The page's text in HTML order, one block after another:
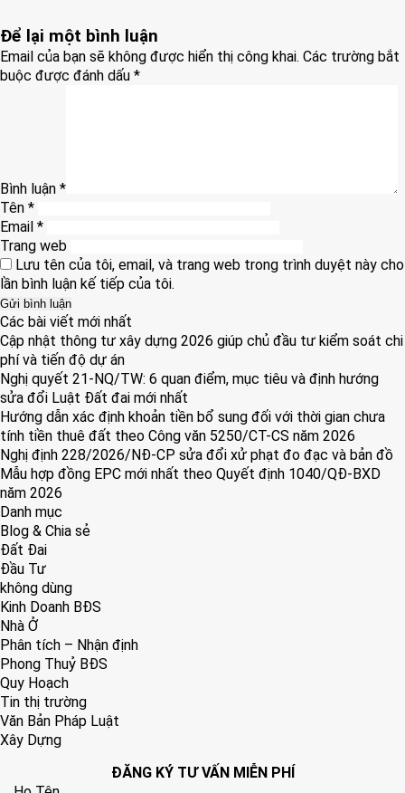
Để lại một bình luận
Email của bạn sẽ không được hiển thị công khai. Các trường bắt
buộc được đánh dấu *
Bình luận *
Tên *
Email *
Trang web
Lưu tên của tôi, email, và trang web trong trình duyệt này cho
lần bình luận kế tiếp của tôi.
Các bài viết mới nhất
Cập nhật thông tư xây dựng 2026 giúp chủ đầu tư kiểm soát chi
phí và tiến độ dự án
Nghị quyết 21-NQ/TW: 6 quan điểm, mục tiêu và định hướng
sửa đổi Luật Đất đai mới nhất
Hướng dẫn xác định khoản tiền bổ sung đối với thời gian chưa
tính tiền thuê đất theo Công văn 5250/CT-CS năm 2026
Nghị định 228/2026/NĐ-CP sửa đổi xử phạt đo đạc và bản đồ
Mẫu hợp đồng EPC mới nhất theo Quyết định 1040/QĐ-BXD
năm 2026
Danh mục
Blog & Chia sẻ
Đất Đai
Đầu Tư
không dùng
Kinh Doanh BĐS
Nhà Ở
Phân tích – Nhận định
Phong Thuỷ BĐS
Quy Hoạch
Tin thị trường
Văn Bản Pháp Luật
Xây Dựng
ĐĂNG KÝ TƯ VẤN MIỄN PHÍ